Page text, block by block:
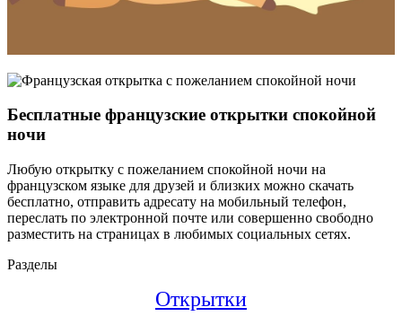
Бесплатные французские открытки спокойной
ночи
Любую открытку с пожеланием спокойной ночи на
французском языке для друзей и близких можно скачать
бесплатно, отправить адресату на мобильный телефон,
переслать по электронной почте или совершенно свободно
разместить на страницах в любимых социальных сетях.
Разделы
Открытки